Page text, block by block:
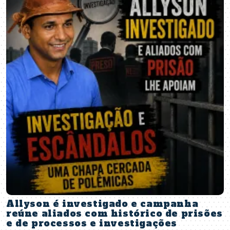
Allyson é investigado e campanha
reúne aliados com histórico de prisões
e de processos e investigações